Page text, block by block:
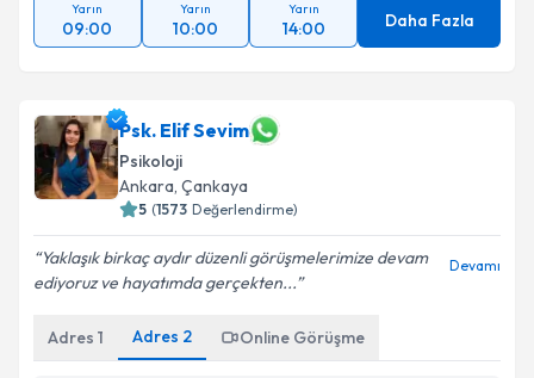
Yarın
09:00
Yarın
10:00
Yarın
14:00 Daha Fazla
Psk. Elif Sevim
Psikoloji
Ankara, Çankaya
5 (1573 Değerlendirme)
Yaklaşık birkaç aydır düzenli görüşmelerimize devam
ediyoruz ve hayatımda gerçekten...
Devamı
Adres 1 Adres 2 Online Görüşme